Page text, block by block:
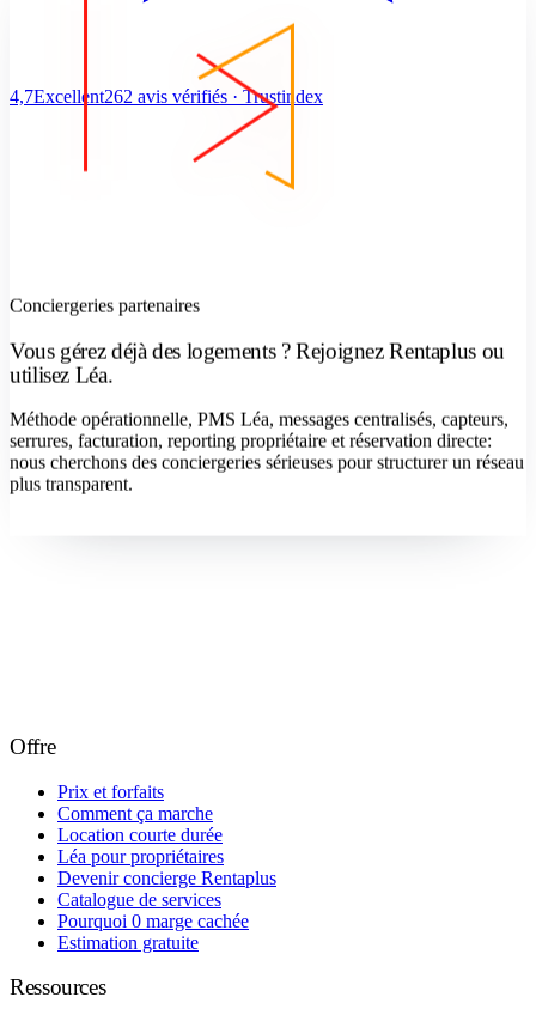
4,7Excellent262 avis vérifiés · Trustindex
Conciergeries partenaires
Vous gérez déjà des logements ? Rejoignez Rentaplus ou
utilisez Léa.
Méthode opérationnelle, PMS Léa, messages centralisés, capteurs,
serrures, facturation, reporting propriétaire et réservation directe:
nous cherchons des conciergeries sérieuses pour structurer un réseau
plus transparent.
Offre
Prix et forfaits
Comment ça marche
Location courte durée
Léa pour propriétaires
Devenir concierge Rentaplus
Catalogue de services
Pourquoi 0 marge cachée
Estimation gratuite
Ressources